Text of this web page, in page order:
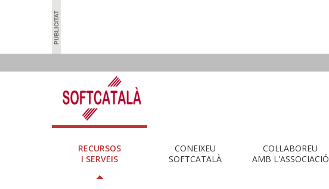
RECURSOS
I SERVEIS
CONEIXEU
SOFTCATALÀ
COL·LABOREU
AMB L'ASSOCIACIÓ